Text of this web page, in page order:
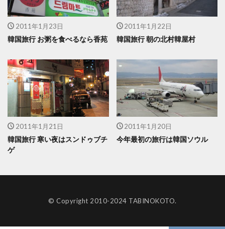
2011年1月23日
韓国旅行 お粥を食べるなら香苑
2011年1月22日
韓国旅行 朝の北村韓屋村
2011年1月21日
韓国旅行 寒い夜はスンドゥブチ
ゲ
2011年1月20日
今年最初の旅行は韓国ソウル
© Copyright 2010-2024 TABINOKOTO.